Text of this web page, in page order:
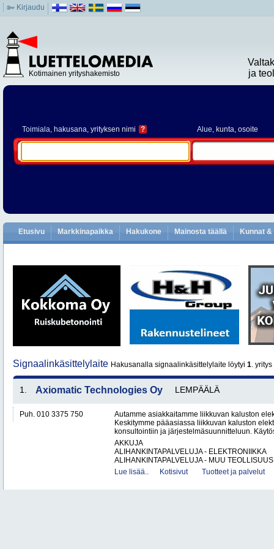
Kirjaudu
Kotimainen yrityshakemisto
ja
Toimiala, hakusana, yrityksen nimi ? Alue, kunta, osoite
Etusivu Markkinapaikka Hakukone Mainosta täällä Kunnat
Signaalinkäsittelylaite Hakusanalla signaalinkäsittelylaite löytyi 1. yritys
1. Axiomatic Technologies Oy LEMPÄÄLÄ
Puh. 010 3375 750
Autamme asiakkaitamme liikkuvan kaluston
Keskitymme pääasiassa liikkuvan kaluston
konsultointiin ja järjestelmäsuunnitteluun.
AKKUJA
ALIHANKINTAPALVELUJA - ELEKTRONIIKKA
ALIHANKINTAPALVELUJA - MUU
Lue lisää..
Kotisivut Tuotteet ja palvelut